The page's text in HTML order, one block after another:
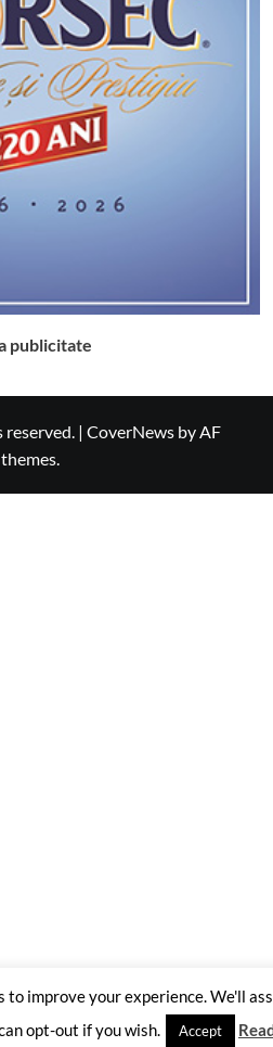
publicitate
| CoverNews by AF
themes.
to improve your experience. We'll
opt-out if you wish.
Accept